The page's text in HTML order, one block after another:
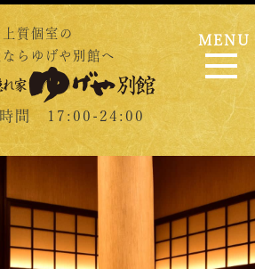
質個室の
らゆげや別館へ
時間 17:00-24:00
MENU